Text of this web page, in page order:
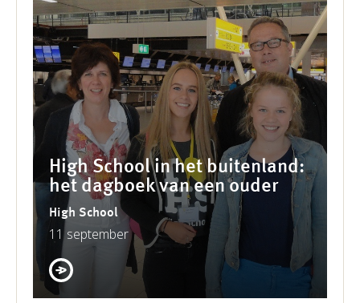
High School in het buitenland:
het dagboek van een ouder
High School
11 september